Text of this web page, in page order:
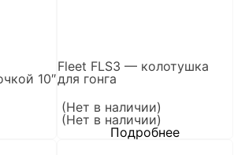
10″
Fleet FLS3 — колотушка
для гонга
(Нет в наличии)
(Нет в наличии)
Подробнее